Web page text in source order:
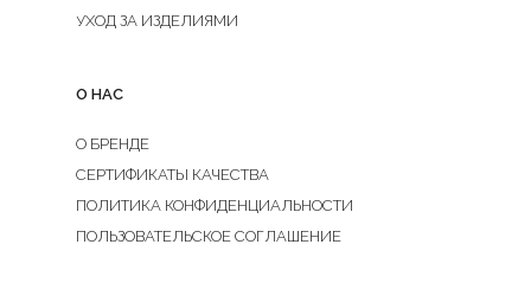
УХОД ЗА ИЗДЕЛИЯМИ
ПОЛИТИКА КОНФИДЕНЦИАЛЬНОСТИ
СЕРТИФИКАТЫ КАЧЕСТВА
О БРЕНДЕ
О НАС
ПОЛЬЗОВАТЕЛЬСКОЕ СОГЛАШЕНИЕ